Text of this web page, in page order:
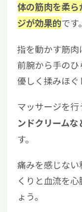
体の筋肉を柔
ジが効果的です。
指を動かす筋肉
前腕から手の
優しく揉みほぐ
マッサージを行
ンドクリーム
す。
痛みを感じな
くりと血流を
ょう。